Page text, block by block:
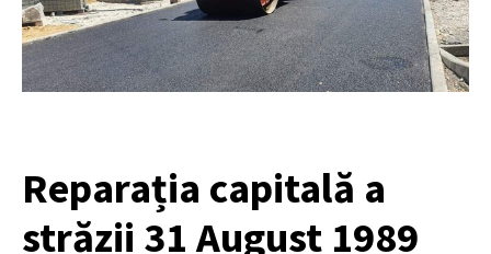
Reparația capitală a
străzii 31 August 1989